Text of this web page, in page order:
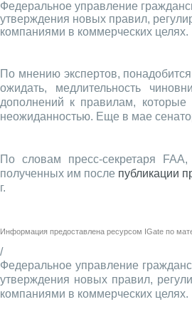
Федеральное управление
утверждения новых правил,
компаниями в коммерческих целях.
По мнению экспертов,
ожидать, медлительность
дополнений к правилам,
неожиданностью. Еще в мае
По словам пресс-секретаря
полученных им после публикации
г.
Информация предоставлена ресурсом IGate по
/
Федеральное управление
утверждения новых правил,
компаниями в коммерческих целях.